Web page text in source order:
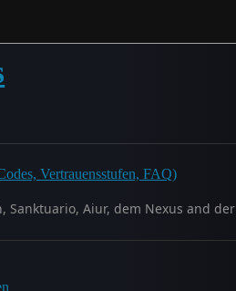
Vertrauensstufen, FAQ)
Sanktuario, Aiur, dem Nexus and